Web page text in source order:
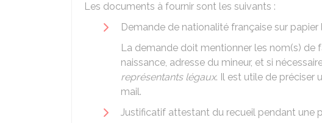
Les documents à fournir sont les suivants :
Demande de nationalité française sur papier
La demande doit mentionner les nom(s) de
naissance, adresse du mineur, et si
représentants légaux. Il est utile de préciser
mail.
Justificatif attestant du recueil pendant une